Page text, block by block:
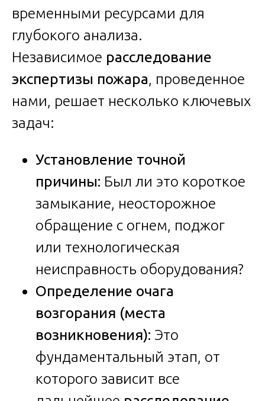
временными ресурсами для
глубокого анализа.
Независимое расследование
экспертизы пожара, проведенное
нами, решает несколько ключевых
задач:
Установление точной
причины: Был ли это короткое
замыкание, неосторожное
обращение с огнем, поджог
или технологическая
неисправность оборудования?
Определение очага
возгорания (места
возникновения): Это
фундаментальный этап, от
которого зависит все